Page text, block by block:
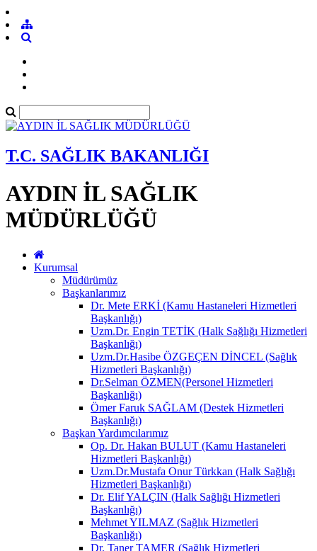
T.C. SAĞLIK BAKANLIĞI
AYDIN İL SAĞLIK
MÜDÜRLÜĞÜ
Kurumsal
Müdürümüz
Başkanlarımız
Dr. Mete ERKİ (Kamu Hastaneleri Hizmetleri
Başkanlığı)
Uzm.Dr. Engin TETİK (Halk Sağlığı Hizmetleri
Başkanlığı)
Uzm.Dr.Hasibe ÖZGEÇEN DİNCEL (Sağlık
Hizmetleri Başkanlığı)
Dr.Selman ÖZMEN(Personel Hizmetleri
Başkanlığı)
Ömer Faruk SAĞLAM (Destek Hizmetleri
Başkanlığı)
Başkan Yardımcılarımız
Op. Dr. Hakan BULUT (Kamu Hastaneleri
Hizmetleri Başkanlığı)
Uzm.Dr.Mustafa Onur Türkkan (Halk Sağlığı
Hizmetleri Başkanlığı)
Dr. Elif YALÇIN (Halk Sağlığı Hizmetleri
Başkanlığı)
Mehmet YILMAZ (Sağlık Hizmetleri
Başkanlığı)
Dr. Taner TAMER (Sağlık Hizmetleri